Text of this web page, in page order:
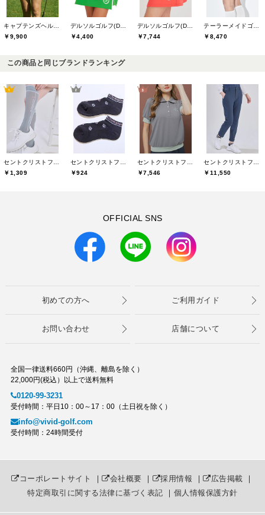
￥9,900
￥4,400
￥7,744
￥8,470
この商品と同じブランドランキング
￥1,309
￥924
￥7,546
￥11,550
OFFICIAL SNS
初めての方へ ご利用ガイド
お問い合わせ 店舗について
全国一律送料660円（沖縄、離島を除く）
22,000円(税込）以上で送料無料
0120-99-3231
受付時間：平日10：00～17：00（土日祝を除く）
info@vivid-golf.com
受付時間：24時間受付
コーポレートサイト ｜ 会社概要 ｜ 採用情報 ｜ 広告掲載 ｜
特定商取引に関する法律に基づく表記 ｜ 個人情報保護方針